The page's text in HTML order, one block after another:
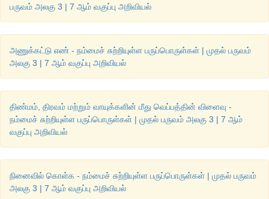
பருவம் அலகு 3 | 7 ஆம் வகுப்பு அறிவியல்
அணுக்கட்டு எண் - நம்மைச் சுற்றியுள்ள பருப்பொருள்கள் | முதல் பருவம்
அலகு 3 | 7 ஆம் வகுப்பு அறிவியல்
திண்மம், திரவம் மற்றும் வாயுக்களின் மீது வெப்பத்தின் விளைவு -
நம்மைச் சுற்றியுள்ள பருப்பொருள்கள் | முதல் பருவம் அலகு 3 | 7 ஆம்
வகுப்பு அறிவியல்
நினைவில் கொள்க - நம்மைச் சுற்றியுள்ள பருப்பொருள்கள் | முதல் பருவம்
அலகு 3 | 7 ஆம் வகுப்பு அறிவியல்